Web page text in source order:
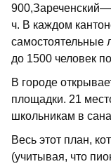
ч. В каждом
самостоятельные
до 1500 человек
В городе
площадки. 21
школьникам в
Весь этот план,
(учитывая, что